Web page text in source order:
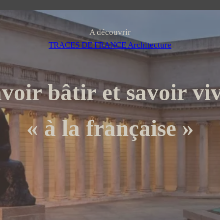
e
A découvrir
TRACES DE FRANCE Architecture
bâtir et savoir
« à la française »